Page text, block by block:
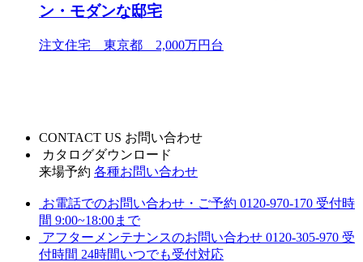
ン・モダンな邸宅
注文住宅 東京都 2,000万円台
CONTACT US お問い合わせ
カタログダウンロード
来場予約 各種お問い合わせ
お電話でのお問い合わせ・ご予約 0120-970-170 受付時
間 9:00~18:00まで
アフターメンテナンスのお問い合わせ 0120-305-970 受
付時間 24時間いつでも受付対応